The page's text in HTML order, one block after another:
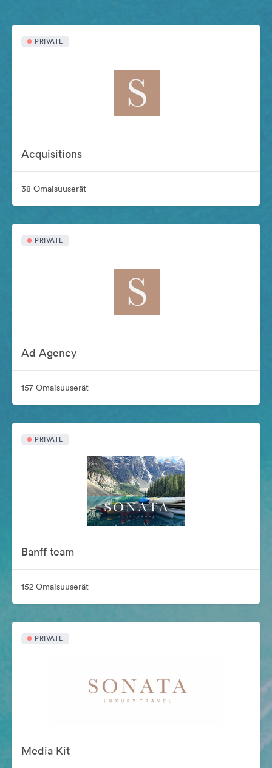
PRIVATE
Acquisitions
38 Omaisuuserät
PRIVATE
Ad Agency
157 Omaisuuserät
PRIVATE
Banff team
152 Omaisuuserät
PRIVATE
Media Kit